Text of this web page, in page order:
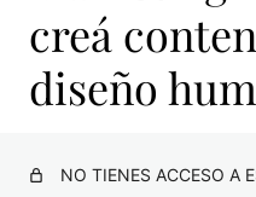
3 lecciones
Contenido
2 lecciones
Comunicación
Planificación
creá
diseño
NO TIENES ACCESO A